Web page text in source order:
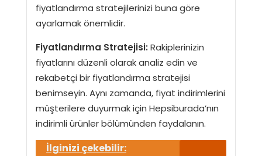
fiyatlandırma stratejilerinizi buna göre
ayarlamak önemlidir.
Fiyatlandırma Stratejisi: Rakiplerinizin
fiyatlarını düzenli olarak analiz edin ve
rekabetçi bir fiyatlandırma stratejisi
benimseyin. Aynı zamanda, fiyat indirimlerini
müşterilere duyurmak için Hepsiburada’nın
indirimli ürünler bölümünden faydalanın.
İlginizi çekebilir: